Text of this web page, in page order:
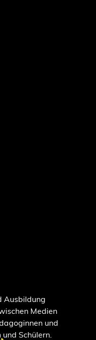
Ausbildung
Medien
und
Schülern.